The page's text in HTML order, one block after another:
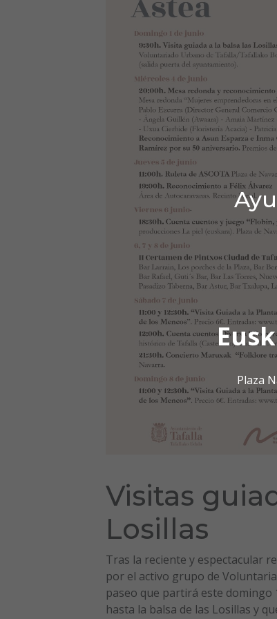
Plaza
Visitas
Losillas
Tras la reciente y espectacular
por el activo grupo de
paseo que partirá este domingo
hasta la balsa de las Losillas y